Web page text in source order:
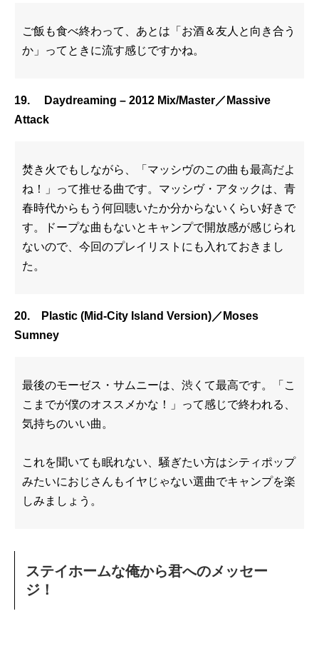
ご飯も食べ終わって、あとは「お酒＆友人と向き合う
か」ってときに流す感じですかね。
19. Daydreaming – 2012 Mix/Master／Massive
Attack
焚き火でもしながら、「マッシヴのこの曲も最高だよ
ね！」って推せる曲です。マッシヴ・アタックは、青
春時代からもう何回聴いたか分からないくらい好きで
す。ドープな曲もないとキャンプで開放感が感じられ
ないので、今回のプレイリストにも入れておきまし
た。
20. Plastic (Mid-City Island Version)／Moses
Sumney
最後のモーゼス・サムニーは、渋くて最高です。「こ
こまでが僕のオススメかな！」って感じで終われる、
気持ちのいい曲。
これを聞いても眠れない、騒ぎたい方はシティポップ
みたいにおじさんもイヤじゃない選曲でキャンプを楽
しみましょう。
ステイホームな俺から君へのメッセー
ジ！